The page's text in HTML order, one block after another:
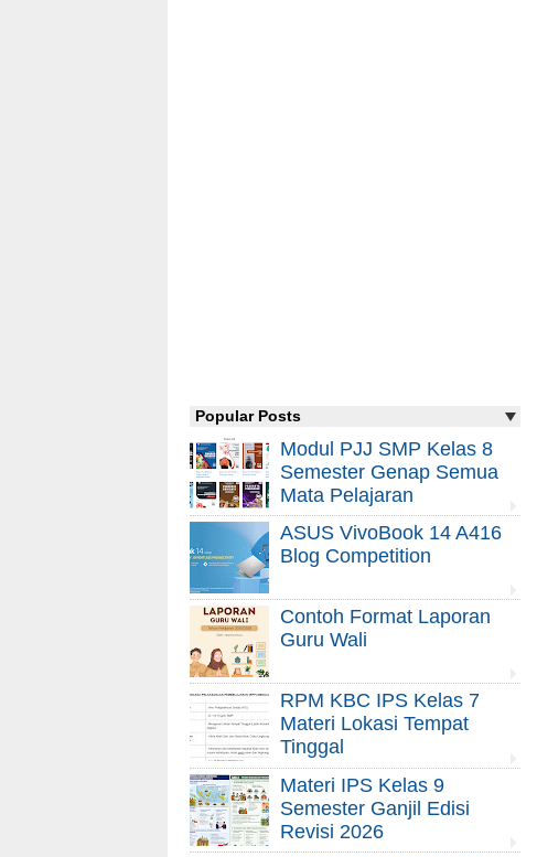
Popular Posts
Modul PJJ SMP Kelas 8
Semester Genap Semua
Mata Pelajaran
ASUS VivoBook 14 A416
Blog Competition
Contoh Format Laporan
Guru Wali
RPM KBC IPS Kelas 7
Materi Lokasi Tempat
Tinggal
Materi IPS Kelas 9
Semester Ganjil Edisi
Revisi 2026